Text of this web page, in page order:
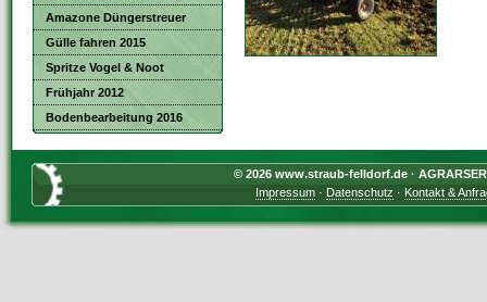
Amazone Düngerstreuer
Gülle fahren 2015
Spritze Vogel & Noot
Frühjahr 2012
Bodenbearbeitung 2016
© 2026 www.straub-felldorf.de ·
Impressum· Datenschutz · Kontakt &